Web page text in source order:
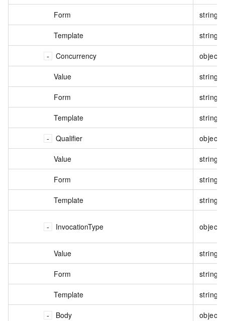
Form string
Template string
Concurrency object
Value string
Form string
Template string
Qualifier object
Value string
Form string
Template string
InvocationType object
Value string
Form string
Template string
Body object